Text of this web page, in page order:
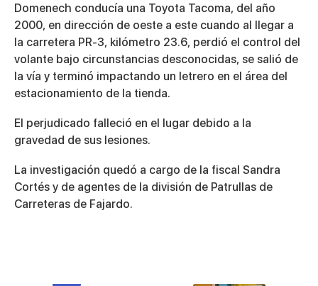
Domenech conducía una Toyota Tacoma, del año
2000, en dirección de oeste a este cuando al llegar a
la carretera PR-3, kilómetro 23.6, perdió el control del
volante bajo circunstancias desconocidas, se salió de
la vía y terminó impactando un letrero en el área del
estacionamiento de la tienda.
El perjudicado falleció en el lugar debido a la
gravedad de sus lesiones.
La investigación quedó a cargo de la fiscal Sandra
Cortés y de agentes de la división de Patrullas de
Carreteras de Fajardo.